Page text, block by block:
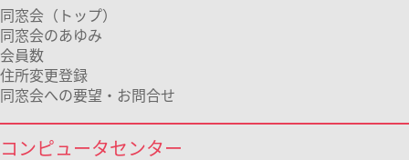
同窓会（トップ）
同窓会のあゆみ
会員数
住所変更登録
同窓会への要望・お問合せ
コンピュータセンター